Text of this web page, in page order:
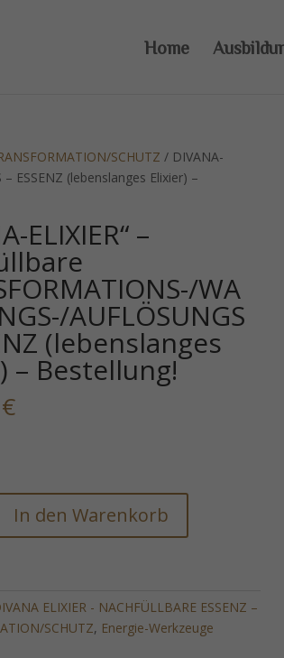
Home
SCHUTZ / DIVANA-
ESSENZ (lebenslanges Elixier) –
ELIXIER“ –
WA
AUFLÖSUNGS
(lebenslanges
– Bestellung!
€
In den Warenkorb
ELIXIER - NACHFÜLLBARE ESSENZ –
SCHUTZ, Energie-Werkzeuge